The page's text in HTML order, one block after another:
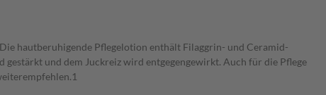
hautberuhigende Pflegelotion enthält Filaggrin- und Ceramid-
und dem Juckreiz wird entgegengewirkt. Auch für die Pflege